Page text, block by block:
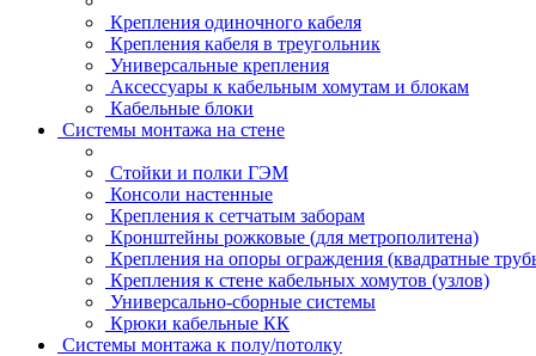
Крепления одиночного кабеля
Крепления кабеля в треугольник
Универсальные крепления
Аксессуары к кабельным хомутам и блокам
Кабельные блоки
Системы монтажа на стене
Стойки и полки ГЭМ
Консоли настенные
Крепления к сетчатым заборам
Кронштейны рожковые (для метрополитена)
Крепления на опоры ограждения (квадратные
Крепления к стене кабельных хомутов (узлов)
Универсально-сборные системы
Крюки кабельные КК
Системы монтажа к полу/потолку